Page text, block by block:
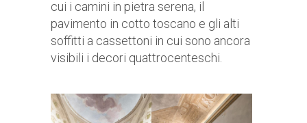
cui i camini in pietra serena, il
pavimento in cotto toscano e gli alti
soffitti a cassettoni in cui sono ancora
visibili i decori quattrocenteschi.